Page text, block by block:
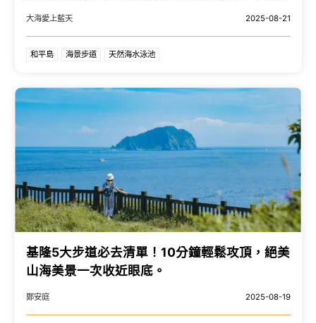
大海愛上藍天 2025-08-21
和平島 海景步道 天然海水泳池
基隆5大步道必去清單！10分鐘輕鬆攻頂，絕美
山海美景一次收近眼底。
鄭安庭 2025-08-19